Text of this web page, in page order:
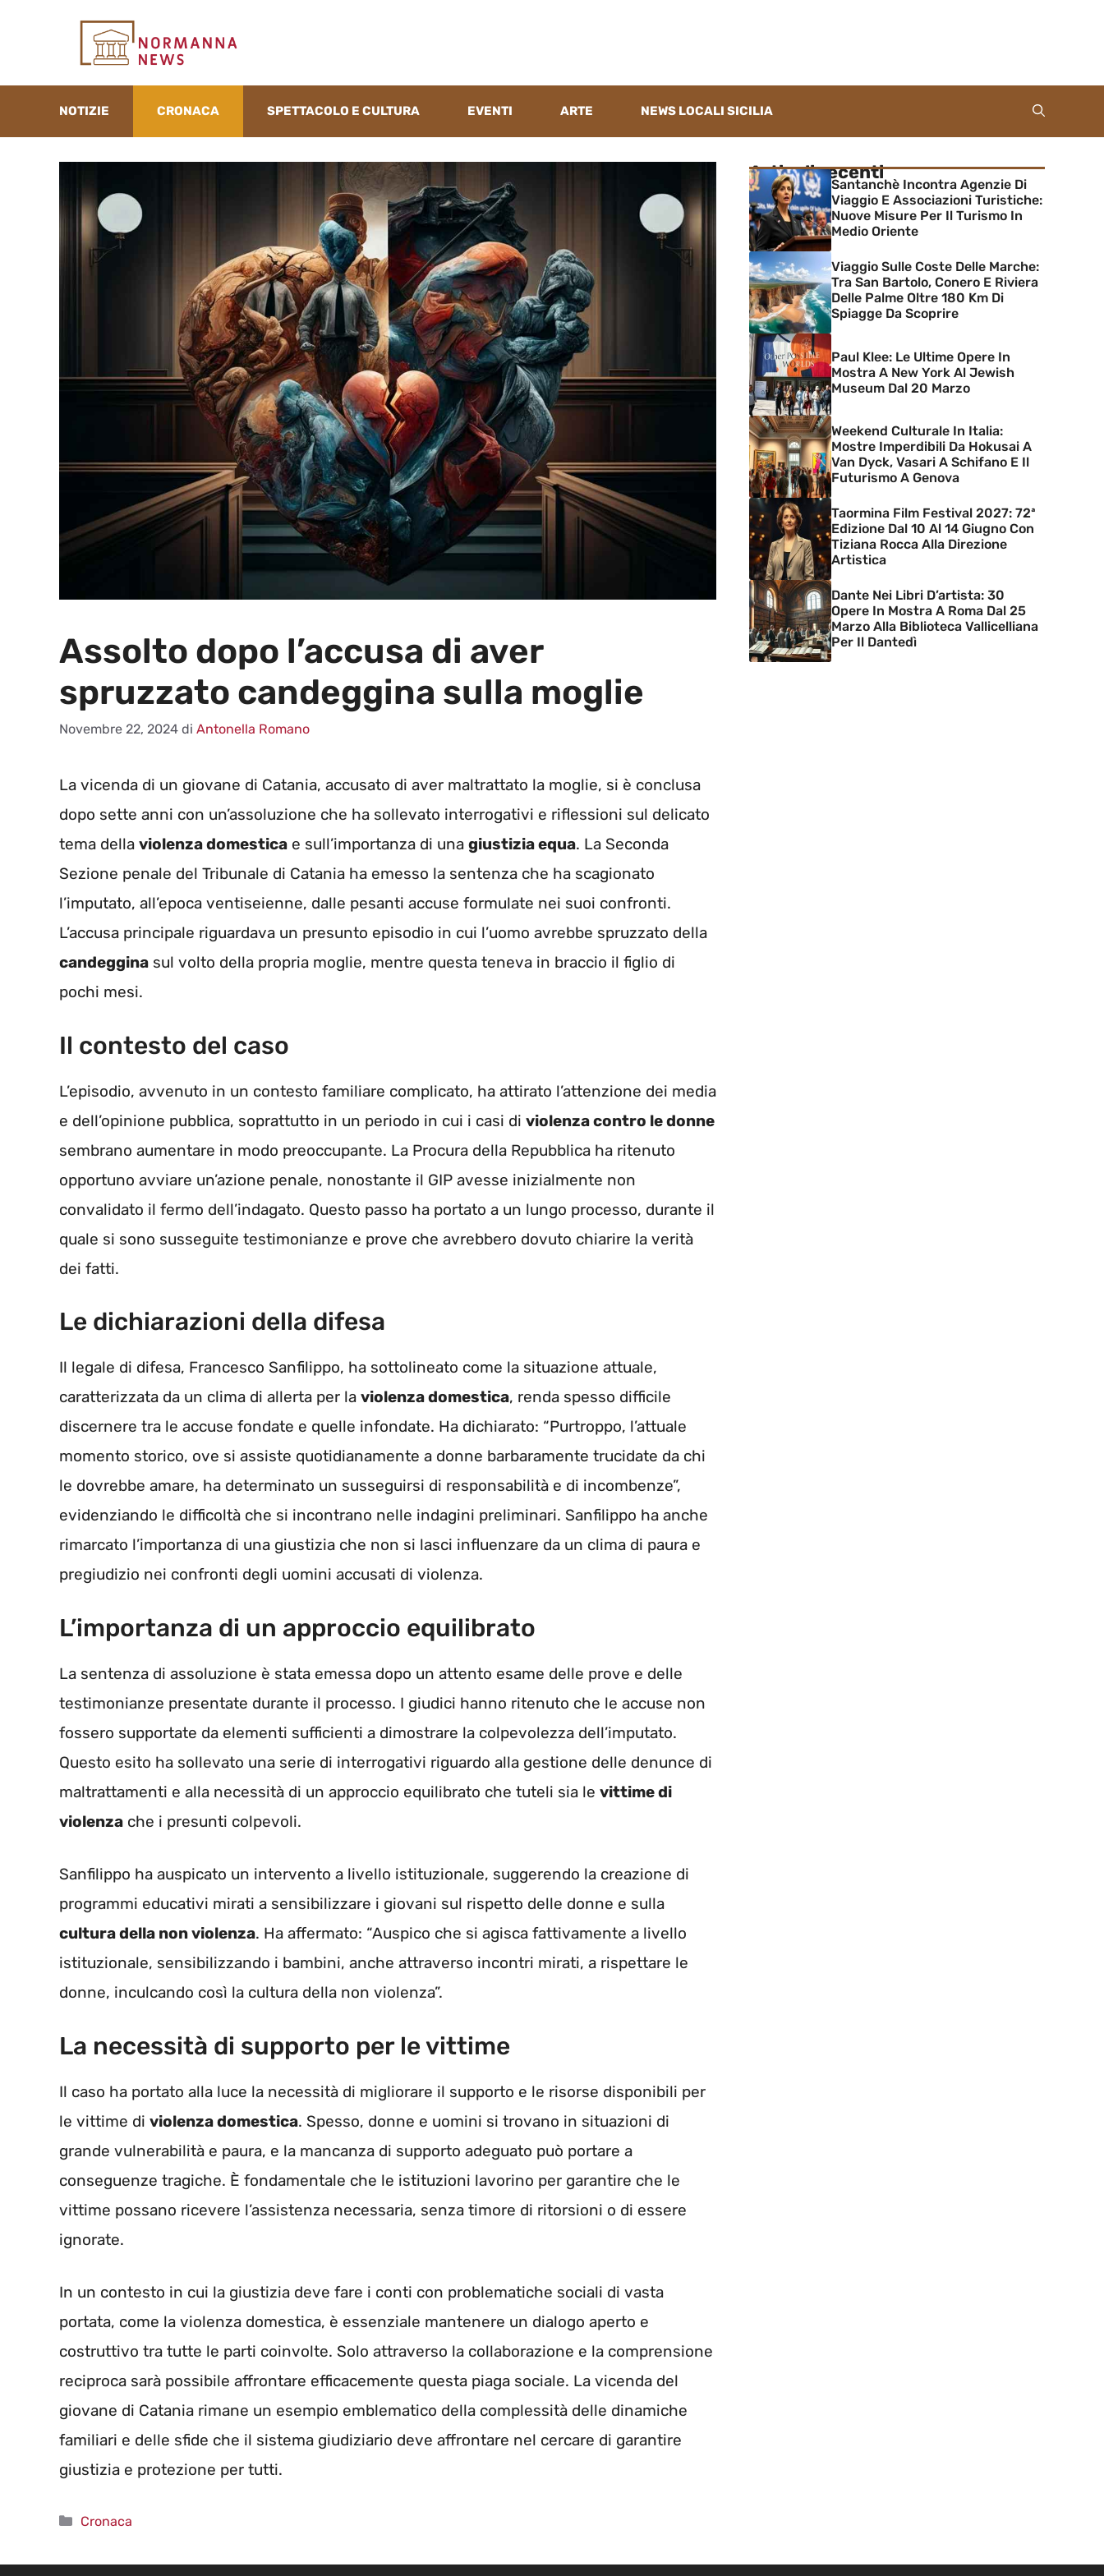
NOTIZIE CRONACA SPETTACOLO E CULTURA EVENTI ARTE NEWS LOCALI SICILIA
Assolto dopo l’accusa di aver
spruzzato candeggina sulla moglie
Novembre 22, 2024 di Antonella Romano
La vicenda di un giovane di Catania, accusato di aver maltrattato la moglie, si è conclusa
dopo sette anni con un’assoluzione che ha sollevato interrogativi e riflessioni sul delicato
tema della violenza domestica e sull’importanza di una giustizia equa. La Seconda
Sezione penale del Tribunale di Catania ha emesso la sentenza che ha scagionato
l’imputato, all’epoca ventiseienne, dalle pesanti accuse formulate nei suoi confronti.
L’accusa principale riguardava un presunto episodio in cui l’uomo avrebbe spruzzato della
candeggina sul volto della propria moglie, mentre questa teneva in braccio il figlio di
pochi mesi.
Il contesto del caso
L’episodio, avvenuto in un contesto familiare complicato, ha attirato l’attenzione dei media
e dell’opinione pubblica, soprattutto in un periodo in cui i casi di violenza contro le donne
sembrano aumentare in modo preoccupante. La Procura della Repubblica ha ritenuto
opportuno avviare un’azione penale, nonostante il GIP avesse inizialmente non
convalidato il fermo dell’indagato. Questo passo ha portato a un lungo processo, durante il
quale si sono susseguite testimonianze e prove che avrebbero dovuto chiarire la verità
dei fatti.
Le dichiarazioni della difesa
Il legale di difesa, Francesco Sanfilippo, ha sottolineato come la situazione attuale,
caratterizzata da un clima di allerta per la violenza domestica, renda spesso difficile
discernere tra le accuse fondate e quelle infondate. Ha dichiarato: “Purtroppo, l’attuale
momento storico, ove si assiste quotidianamente a donne barbaramente trucidate da chi
le dovrebbe amare, ha determinato un susseguirsi di responsabilità e di incombenze”,
evidenziando le difficoltà che si incontrano nelle indagini preliminari. Sanfilippo ha anche
rimarcato l’importanza di una giustizia che non si lasci influenzare da un clima di paura e
pregiudizio nei confronti degli uomini accusati di violenza.
L’importanza di un approccio equilibrato
La sentenza di assoluzione è stata emessa dopo un attento esame delle prove e delle
testimonianze presentate durante il processo. I giudici hanno ritenuto che le accuse non
fossero supportate da elementi sufficienti a dimostrare la colpevolezza dell’imputato.
Questo esito ha sollevato una serie di interrogativi riguardo alla gestione delle denunce di
maltrattamenti e alla necessità di un approccio equilibrato che tuteli sia le vittime di
violenza che i presunti colpevoli.
Sanfilippo ha auspicato un intervento a livello istituzionale, suggerendo la creazione di
programmi educativi mirati a sensibilizzare i giovani sul rispetto delle donne e sulla
cultura della non violenza. Ha affermato: “Auspico che si agisca fattivamente a livello
istituzionale, sensibilizzando i bambini, anche attraverso incontri mirati, a rispettare le
donne, inculcando così la cultura della non violenza”.
La necessità di supporto per le vittime
Il caso ha portato alla luce la necessità di migliorare il supporto e le risorse disponibili per
le vittime di violenza domestica. Spesso, donne e uomini si trovano in situazioni di
grande vulnerabilità e paura, e la mancanza di supporto adeguato può portare a
conseguenze tragiche. È fondamentale che le istituzioni lavorino per garantire che le
vittime possano ricevere l’assistenza necessaria, senza timore di ritorsioni o di essere
ignorate.
In un contesto in cui la giustizia deve fare i conti con problematiche sociali di vasta
portata, come la violenza domestica, è essenziale mantenere un dialogo aperto e
costruttivo tra tutte le parti coinvolte. Solo attraverso la collaborazione e la comprensione
reciproca sarà possibile affrontare efficacemente questa piaga sociale. La vicenda del
giovane di Catania rimane un esempio emblematico della complessità delle dinamiche
familiari e delle sfide che il sistema giudiziario deve affrontare nel cercare di garantire
giustizia e protezione per tutti.
Categorie
Cronaca
Articoli recenti
Santanchè Incontra Agenzie Di
Viaggio E Associazioni Turistiche:
Nuove Misure Per Il Turismo In
Medio Oriente
Viaggio Sulle Coste Delle Marche:
Tra San Bartolo, Conero E Riviera
Delle Palme Oltre 180 Km Di
Spiagge Da Scoprire
Paul Klee: Le Ultime Opere In
Mostra A New York Al Jewish
Museum Dal 20 Marzo
Weekend Culturale In Italia:
Mostre Imperdibili Da Hokusai A
Van Dyck, Vasari A Schifano E Il
Futurismo A Genova
Taormina Film Festival 2027: 72ª
Edizione Dal 10 Al 14 Giugno Con
Tiziana Rocca Alla Direzione
Artistica
Dante Nei Libri D’artista: 30
Opere In Mostra A Roma Dal 25
Marzo Alla Biblioteca Vallicelliana
Per Il Dantedì